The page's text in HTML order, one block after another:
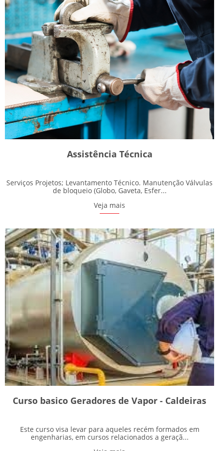
Assistência Técnica
Serviços Projetos; Levantamento Técnico. Manutenção Válvulas
de bloqueio (Globo, Gaveta, Esfer...
Veja mais
Curso basico Geradores de Vapor - Caldeiras
Este curso visa levar para aqueles recém formados em
engenharias, em cursos relacionados a geraçã...